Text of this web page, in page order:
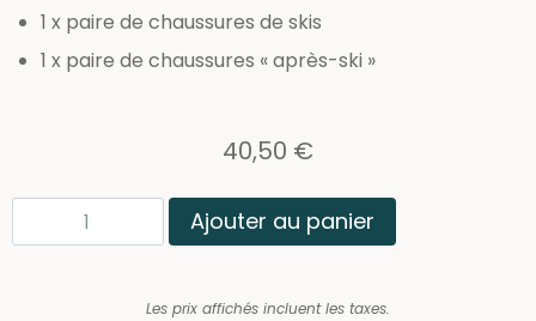
1 x paire de chaussures de skis
1 x paire de chaussures « après-ski »
40,50 €
Ajouter au panier
Les prix affichés incluent les taxes.